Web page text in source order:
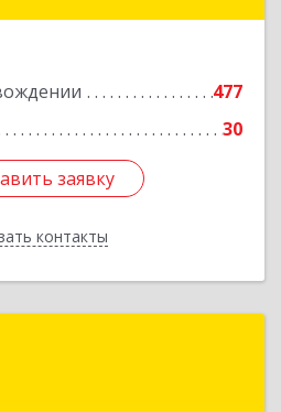
477
30
заявку
контакты
заявку
Назад
край, Хабаровск г,